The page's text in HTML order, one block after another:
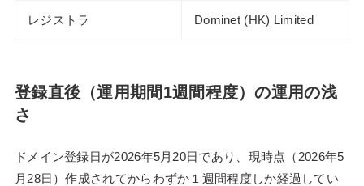
レジストラ Dominet (HK) Limited
登録直後（運用期間1週間程度）の運用の浅
さ
ドメイン登録日が2026年5月20日であり、現時点（2026年5
月28日）作成されてからわずか１週間程度しか経過してい